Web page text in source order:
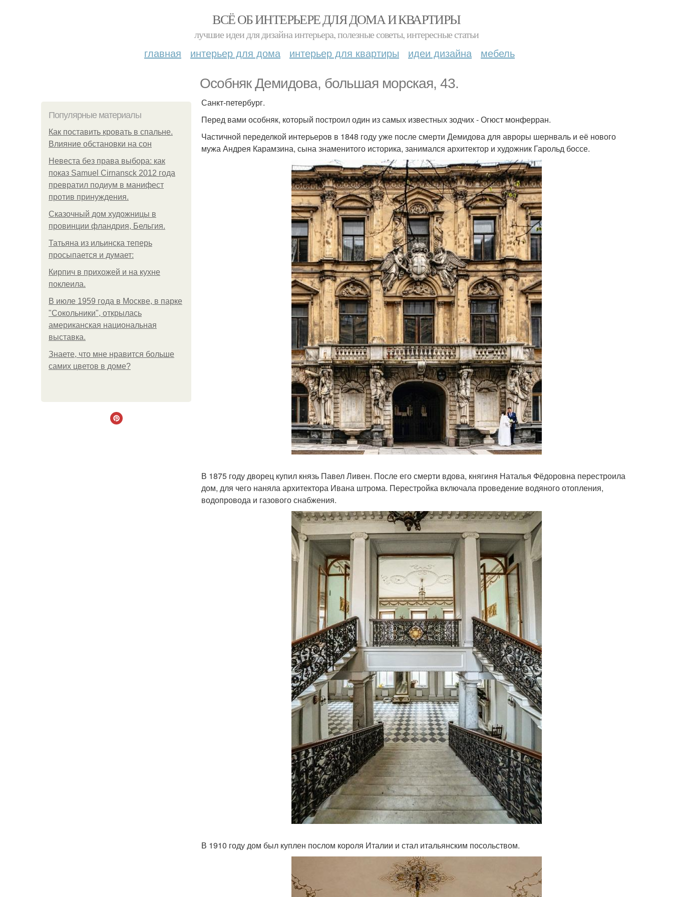
ВСЁ ОБ ИНТЕРЬЕРЕ ДЛЯ ДОМА И КВАРТИРЫ
лучшие идеи для дизайна интерьера, полезные советы, интересные статьи
главная интерьер для дома интерьер для квартиры идеи дизайна мебель
Особняк Демидова, большая морская, 43.
Популярные материалы
Как поставить кровать в спальне.
Влияние обстановки на сон
Невеста без права выбора: как
показ Samuel Cirnansck 2012 года
превратил подиум в манифест
против принуждения.
Сказочный дом художницы в
провинции фландрия, Бельгия.
Татьяна из ильинска теперь
просыпается и думает:
Кирпич в прихожей и на кухне
поклеила.
В июле 1959 года в Москве, в парке
"Сокольники", открылась
американская национальная
выставка.
Знаете, что мне нравится больше
самих цветов в доме?
Санкт-петербург.
Перед вами особняк, который построил один из самых известных зодчих - Огюст монферран.
Частичной переделкой интерьеров в 1848 году уже после смерти Демидова для авроры шернваль и её нового
мужа Андрея Карамзина, сына знаменитого историка, занимался архитектор и художник Гарольд боссе.
В 1875 году дворец купил князь Павел Ливен. После его смерти вдова, княгиня Наталья Фёдоровна перестроила
дом, для чего наняла архитектора Ивана штрома. Перестройка включала проведение водяного отопления,
водопровода и газового снабжения.
В 1910 году дом был куплен послом короля Италии и стал итальянским посольством.